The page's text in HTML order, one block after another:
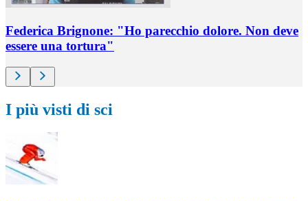
Federica Brignone: "Ho parecchio dolore. Non deve
essere una tortura"
I più visti di sci